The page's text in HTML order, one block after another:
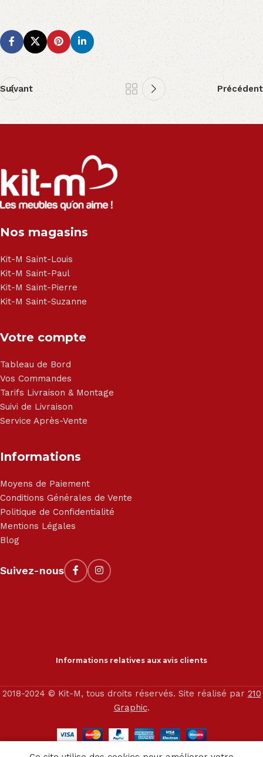
Suivant Précédent
Nos magasins
Kit-M Saint-Louis
Kit-M Saint-Paul
Kit-M Saint-Pierre
Kit-M Saint-Suzanne
Votre compte
Tableau de Bord
Vos Commandes
Tarifs Livraison & Montage
Suivi de Livraison
Service Après-Vente
Informations
Moyens de Paiement
Conditions Générales de Vente
Politique de Confidentialité
Mentions Légales
Blog
Suivez-nous
Informations relatives aux avis clients
2018-2024 © Kit-M, tous droits réservés. Site réalisé par 210
Graphic.